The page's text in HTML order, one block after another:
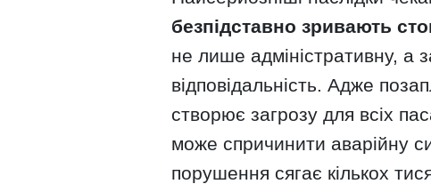
безпідставно зривають
не лише адміністративну, а
відповідальність. Адже
створює загрозу для всіх
може спричинити аварійну
порушення сягає кількох